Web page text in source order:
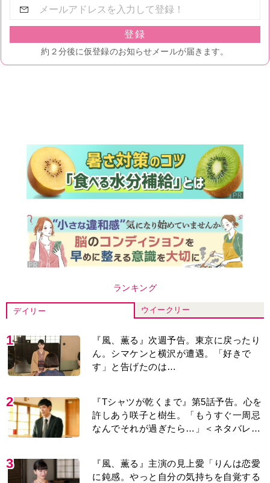
ランキング
デイリー ウイークリー
1
『風、薫る』次週予告。東京に戻ったり
ん。シマケンと横沢が遭遇。「好きで
す」と告げたのは…
2
『Tシャツが乾くまで』第5話予告。心を
許しあう咲子と樹生。「もうすぐ一周忌
なんでそれが過ぎたら…」＜ネタバレあ
3
『風、薫る』主演の見上愛「りんは恋愛
に鈍感。やっと自分の気持ちを自覚する